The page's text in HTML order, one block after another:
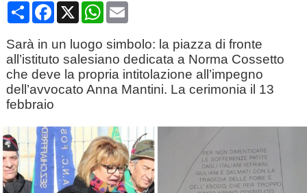
CondividiFacebook
X WhatsApp
Email
Sarà in un luogo simbolo: la piazza di fronte
all’istituto salesiano dedicata a Norma Cossetto
che deve la propria intitolazione all’impegno
dell’avvocato Anna Mantini. La cerimonia il 13
febbraio